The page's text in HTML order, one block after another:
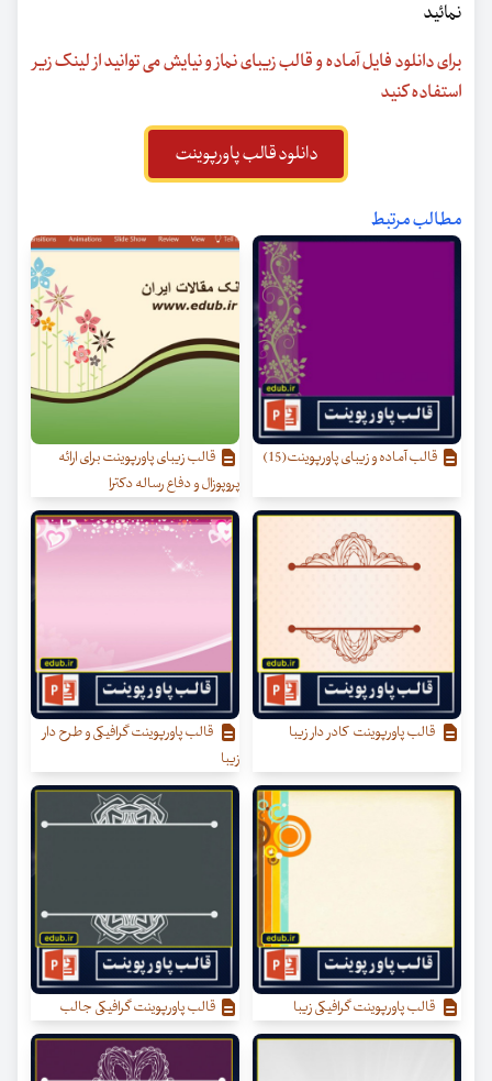
نمائید
برای دانلود فایل آماده و قالب زیبای نماز و نیایش می توانید از لینک زیر
استفاده کنید
دانلود قالب پاورپوینت
مطالب مرتبط
قالب آماده و زیبای پاورپوینت(15)
قالب زیبای پاورپوینت برای ارائه
پروپوزال و دفاع رساله دکترا
قالب پاورپوینت کادر دار زیبا
قالب پاورپوینت گرافیکی و طرح دار
زیبا
قالب پاورپوینت گرافیکی زیبا قالب پاورپوینت گرافیکی جالب